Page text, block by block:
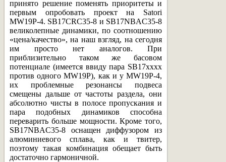
принято решение поменять приоритеты и
первым опробовать проект на Satori
MW19P-4. SB17CRC35-8 и SB17NBAC35-8
великолепные динамики, по соотношению
«цена/качество», на наш взгляд, на сегодня
им просто нет аналогов. При
приблизительно таком же басовом
потенциале (имеется ввиду пара SB17xxxx
против одного MW19P), как и у MW19P-4,
их проблемные резонансы подвеса
смещены дальше от частоты раздела, они
абсолютно чисты в полосе пропускания и
пара подобных динамиков способна
переварить больше мощности. Кроме того,
SB17NBAC35-8 оснащен диффузором из
алюминиевого сплава, как и твитер,
поэтому такая комбинация обещает быть
достаточно гармоничной.